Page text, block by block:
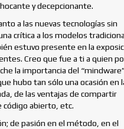
y decepcionante.
a las nuevas tecnologías sin
crítica a los modelos
estuvo presente en la
Creo que fue a ti a quien
la importancia del
hubo tan sólo una ocasión en
de las ventajas de compartir
código abierto, etc.
de pasión en el método, en el